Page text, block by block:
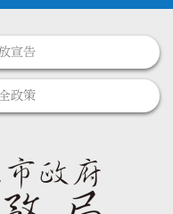
宣告
政策